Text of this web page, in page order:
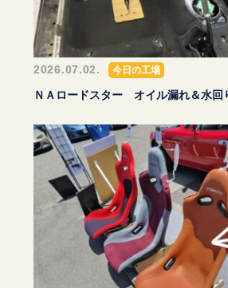
2026.07.02. 今日の工場
ＮＡロードスター オイル漏れ＆水